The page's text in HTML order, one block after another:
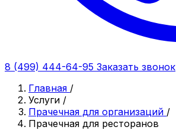
8 (499) 444-64-95 Заказать звонок
Главная /
Услуги /
Прачечная для организаций /
Прачечная для ресторанов